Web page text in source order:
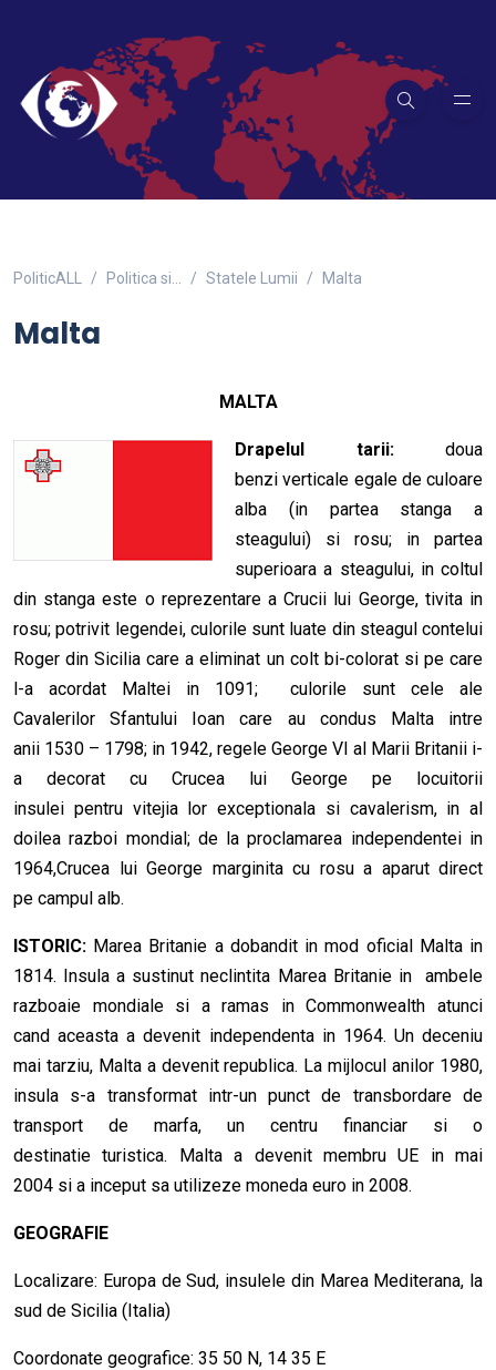
PoliticALL Politica si… Statele Lumii Malta
Malta
MALTA
Drapelul tarii:doua
benzi verticale egale de culoare
alba (in partea stanga a
steagului) si rosu; in partea
superioara a steagului, in coltul
din stanga este o reprezentare a Crucii lui George, tivita in
rosu; potrivit legendei, culorile sunt luate din steagul contelui
Roger din Sicilia care a eliminat un colt bi-colorat si pe care
l-a acordat Maltei in 1091; culorile sunt cele ale
Cavalerilor Sfantului Ioan care au condus Malta intre
anii 1530 – 1798; in 1942, regele George VI al Marii Britanii i-
a decorat cu Crucea lui George pe locuitorii
insulei pentru vitejia lor exceptionala si cavalerism, in al
doilea razboi mondial; de la proclamarea independentei in
1964,Crucea lui George marginita cu rosu a aparut direct
pe campul alb.
ISTORIC: Marea Britanie a dobandit in mod oficial Malta in
1814. Insula a sustinut neclintita Marea Britanie in ambele
razboaie mondiale si a ramas in Commonwealth atunci
cand aceasta a devenit independenta in 1964. Un deceniu
mai tarziu, Malta a devenit republica. La mijlocul anilor 1980,
insula s-a transformat intr-un punct de transbordare de
transport de marfa, un centru financiar si o
destinatie turistica. Malta a devenit membru UE in mai
2004 si a inceput sa utilizeze moneda euro in 2008.
GEOGRAFIE
Localizare: Europa de Sud, insulele din Marea Mediterana, la
sud de Sicilia (Italia)
Coordonate geografice: 35 50 N, 14 35 E